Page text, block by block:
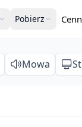
Pobierz
Mowa